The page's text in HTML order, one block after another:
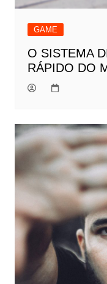
GAME
O SISTEMA
RÁPIDO DO